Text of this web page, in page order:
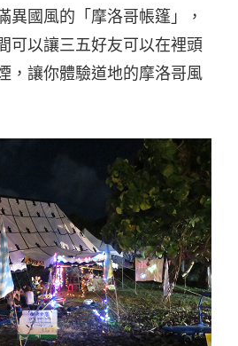
異國風的「摩洛哥帳篷」，
可以讓三五好友可以在裡頭
，讓你體驗道地的摩洛哥風